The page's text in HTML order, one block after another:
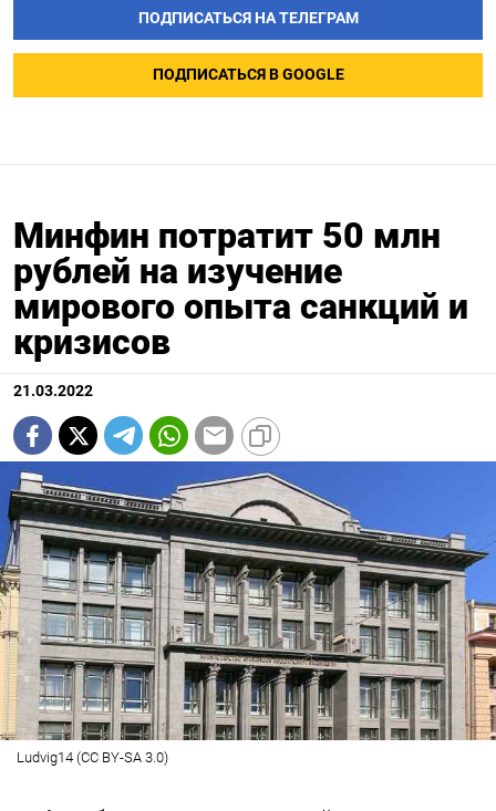
ПОДПИСАТЬСЯ НА ТЕЛЕГРАМ
ПОДПИСАТЬСЯ В GOOGLE
Минфин потратит 50 млн
рублей на изучение
мирового опыта санкций и
кризисов
21.03.2022
Ludvig14 (CC BY-SA 3.0)